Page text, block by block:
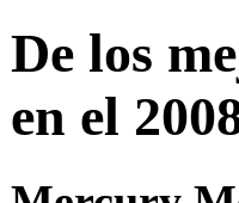
De los
en el